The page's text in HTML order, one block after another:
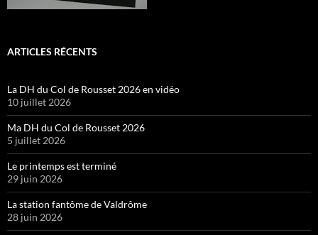
ARTICLES RÉCENTS
La DH du Col de Rousset 2026 en vidéo
10 juillet 2026
Ma DH du Col de Rousset 2026
5 juillet 2026
Le printemps est terminé
29 juin 2026
La station fantôme de Valdrôme
28 juin 2026